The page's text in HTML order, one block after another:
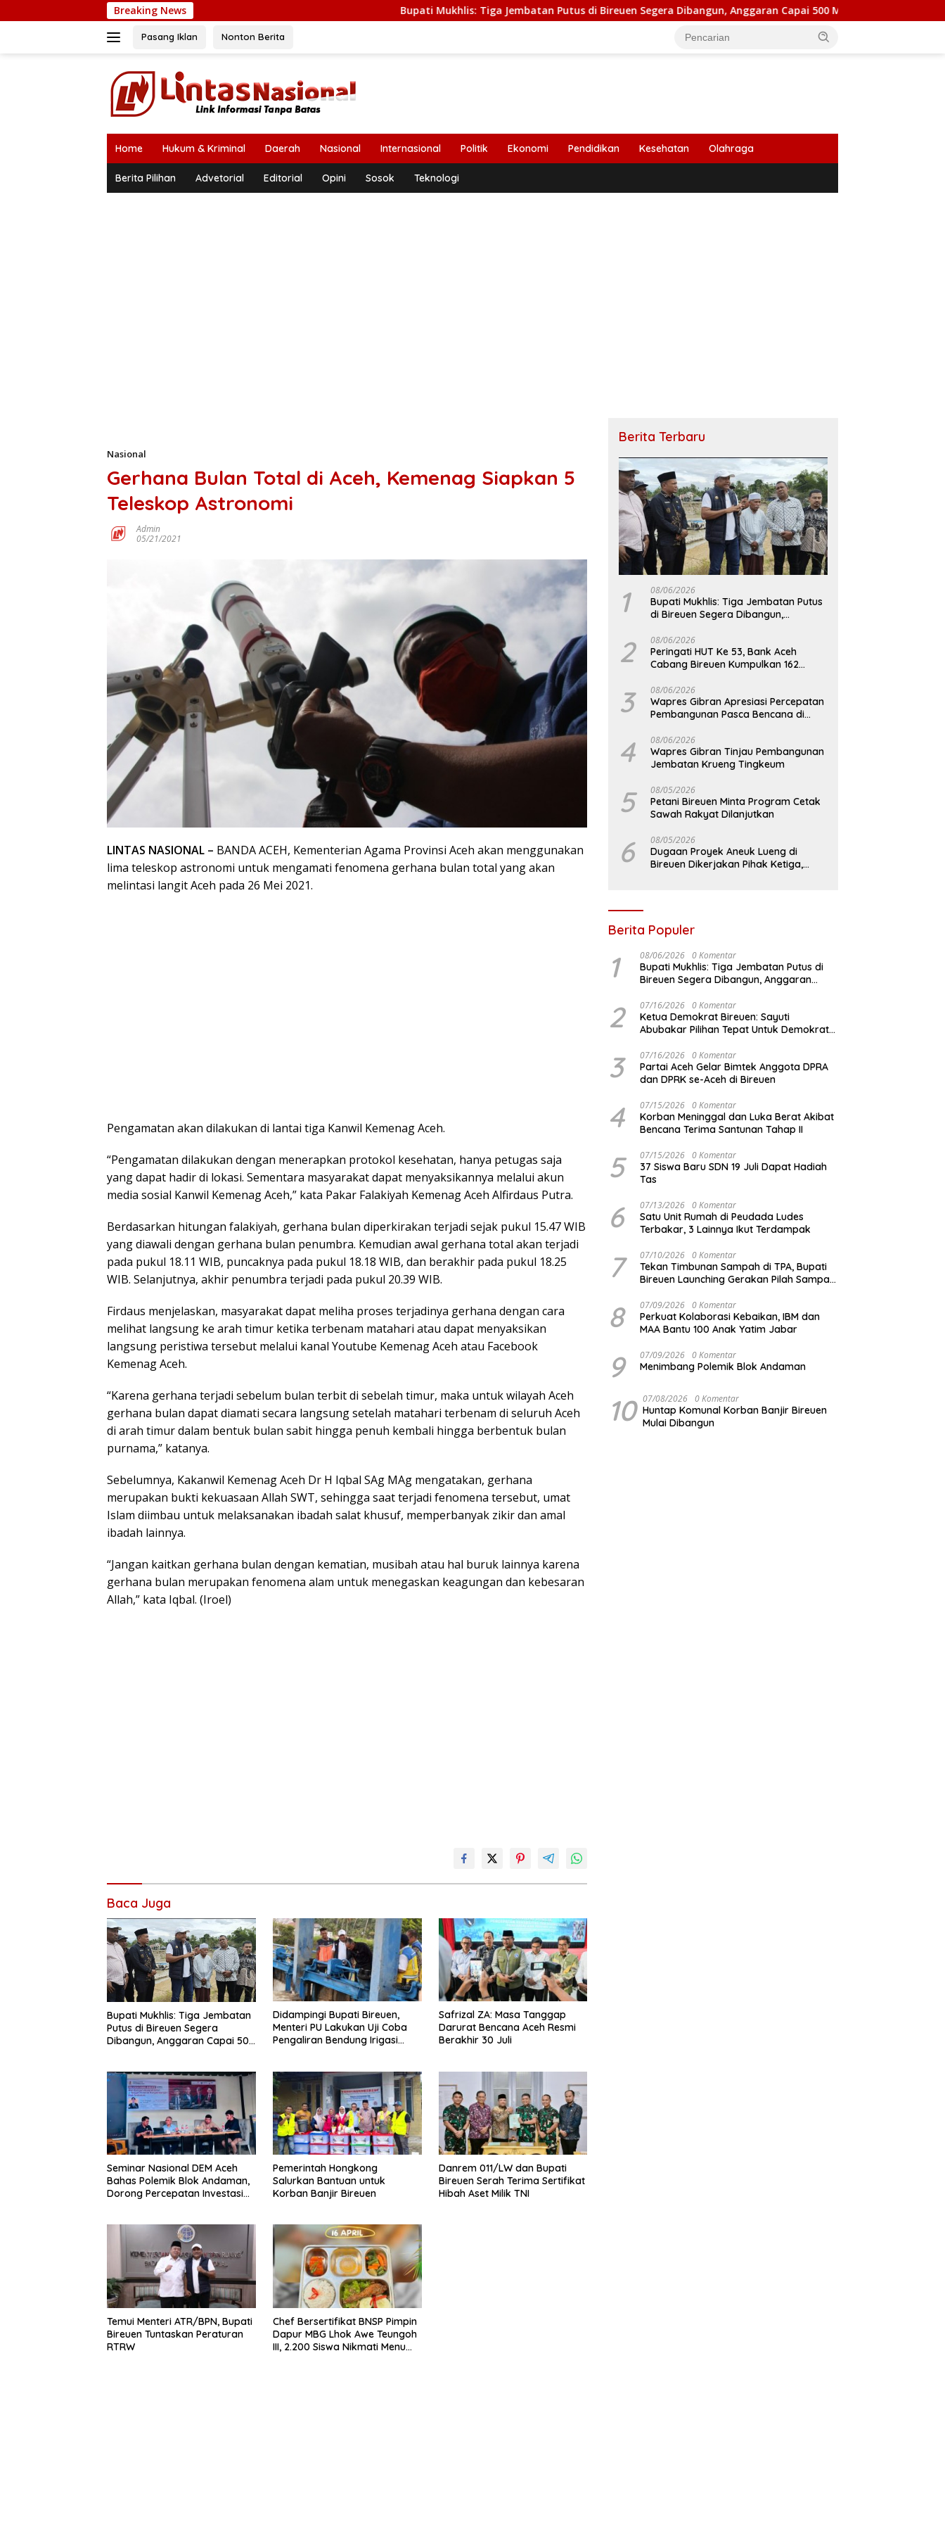
ke
Breaking News Bupati Mukhlis: Tiga Jembatan Putus di Bireuen Segera Dibangun, Anggaran Capai 500 M Peringati HUT Ke 53,
Pasang Iklan Nonton Berita
Home Hukum & Kriminal Daerah Nasional Internasional Politik Ekonomi Pendidikan Kesehatan Olahraga
Berita Pilihan Advetorial Editorial Opini Sosok Teknologi
Nasional
Gerhana Bulan Total di Aceh, Kemenag Siapkan 5
Teleskop Astronomi
Admin
05/21/2021
LINTAS NASIONAL – BANDA ACEH, Kementerian Agama Provinsi Aceh akan menggunakan
lima teleskop astronomi untuk mengamati fenomena gerhana bulan total yang akan
melintasi langit Aceh pada 26 Mei 2021.
Pengamatan akan dilakukan di lantai tiga Kanwil Kemenag Aceh.
“Pengamatan dilakukan dengan menerapkan protokol kesehatan, hanya petugas saja
yang dapat hadir di lokasi. Sementara masyarakat dapat menyaksikannya melalui akun
media sosial Kanwil Kemenag Aceh,” kata Pakar Falakiyah Kemenag Aceh Alfirdaus Putra.
Berdasarkan hitungan falakiyah, gerhana bulan diperkirakan terjadi sejak pukul 15.47 WIB
yang diawali dengan gerhana bulan penumbra. Kemudian awal gerhana total akan terjadi
pada pukul 18.11 WIB, puncaknya pada pukul 18.18 WIB, dan berakhir pada pukul 18.25
WIB. Selanjutnya, akhir penumbra terjadi pada pukul 20.39 WIB.
Firdaus menjelaskan, masyarakat dapat meliha proses terjadinya gerhana dengan cara
melihat langsung ke arah timur ketika terbenam matahari atau dapat menyaksikan
langsung peristiwa tersebut melalui kanal Youtube Kemenag Aceh atau Facebook
Kemenag Aceh.
“Karena gerhana terjadi sebelum bulan terbit di sebelah timur, maka untuk wilayah Aceh
gerhana bulan dapat diamati secara langsung setelah matahari terbenam di seluruh Aceh
di arah timur dalam bentuk bulan sabit hingga penuh kembali hingga berbentuk bulan
purnama,” katanya.
Sebelumnya, Kakanwil Kemenag Aceh Dr H Iqbal SAg MAg mengatakan, gerhana
merupakan bukti kekuasaan Allah SWT, sehingga saat terjadi fenomena tersebut, umat
Islam diimbau untuk melaksanakan ibadah salat khusuf, memperbanyak zikir dan amal
ibadah lainnya.
“Jangan kaitkan gerhana bulan dengan kematian, musibah atau hal buruk lainnya karena
gerhana bulan merupakan fenomena alam untuk menegaskan keagungan dan kebesaran
Allah,” kata Iqbal. (Iroel)
Baca Juga
Bupati Mukhlis: Tiga Jembatan
Putus di Bireuen Segera
Dibangun, Anggaran Capai 500
Didampingi Bupati Bireuen,
Menteri PU Lakukan Uji Coba
Pengaliran Bendung Irigasi
Safrizal ZA: Masa Tanggap
Darurat Bencana Aceh Resmi
Berakhir 30 Juli
Seminar Nasional DEM Aceh
Bahas Polemik Blok Andaman,
Dorong Percepatan Investasi
Pemerintah Hongkong
Salurkan Bantuan untuk
Korban Banjir Bireuen
Danrem 011/LW dan Bupati
Bireuen Serah Terima Sertifikat
Hibah Aset Milik TNI
Temui Menteri ATR/BPN, Bupati
Bireuen Tuntaskan Peraturan
RTRW
Chef Bersertifikat BNSP Pimpin
Dapur MBG Lhok Awe Teungoh
III, 2.200 Siswa Nikmati Menu
Berita Terbaru
1 08/06/2026
Bupati Mukhlis: Tiga Jembatan Putus
di Bireuen Segera Dibangun,
2 08/06/2026
Peringati HUT Ke 53, Bank Aceh
Cabang Bireuen Kumpulkan 162
3 08/06/2026
Wapres Gibran Apresiasi Percepatan
Pembangunan Pasca Bencana di
4 08/06/2026
Wapres Gibran Tinjau Pembangunan
Jembatan Krueng Tingkeum
5 08/05/2026
Petani Bireuen Minta Program Cetak
Sawah Rakyat Dilanjutkan
6 08/05/2026
Dugaan Proyek Aneuk Lueng di
Bireuen Dikerjakan Pihak Ketiga,
Berita Populer
1 08/06/2026 0 Komentar
Bupati Mukhlis: Tiga Jembatan Putus di
Bireuen Segera Dibangun, Anggaran
2 07/16/2026 0 Komentar
Ketua Demokrat Bireuen: Sayuti
Abubakar Pilihan Tepat Untuk Demokrat
3 07/16/2026 0 Komentar
Partai Aceh Gelar Bimtek Anggota DPRA
dan DPRK se-Aceh di Bireuen
4 07/15/2026 0 Komentar
Korban Meninggal dan Luka Berat Akibat
Bencana Terima Santunan Tahap II
5 07/15/2026 0 Komentar
37 Siswa Baru SDN 19 Juli Dapat Hadiah
Tas
6 07/13/2026 0 Komentar
Satu Unit Rumah di Peudada Ludes
Terbakar, 3 Lainnya Ikut Terdampak
7 07/10/2026 0 Komentar
Tekan Timbunan Sampah di TPA, Bupati
Bireuen Launching Gerakan Pilah Sampah
8 07/09/2026 0 Komentar
Perkuat Kolaborasi Kebaikan, IBM dan
MAA Bantu 100 Anak Yatim Jabar
9 07/09/2026 0 Komentar
Menimbang Polemik Blok Andaman
10 07/08/2026 0 Komentar
Huntap Komunal Korban Banjir Bireuen
Mulai Dibangun